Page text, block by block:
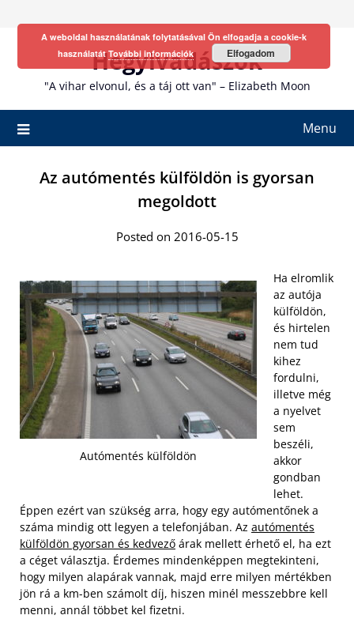
Hegyivadászok
"A vihar elvonul, és a táj ott van" – Elizabeth Moon
Menu
Az autómentés külföldön is gyorsan
megoldott
Posted on 2016-05-15
Autómentés külföldön
Ha elromlik
az autója
külföldön,
és hirtelen
nem tud
kihez
fordulni,
illetve még
a nyelvet
sem
beszéli,
akkor
gondban
lehet.
Éppen ezért van szükség arra, hogy egy autómentőnek a
száma mindig ott legyen a telefonjában. Az autómentés
külföldön gyorsan és kedvező árak mellett érhető el, ha ezt
a céget választja. Érdemes mindenképpen megtekinteni,
hogy milyen alapárak vannak, majd erre milyen mértékben
jön rá a km-ben számolt díj, hiszen minél messzebbre kell
menni, annál többet kel fizetni.
A weboldal használatának folytatásával Ön elfogadja a cookie-k
használatátTovábbi információk Elfogadom